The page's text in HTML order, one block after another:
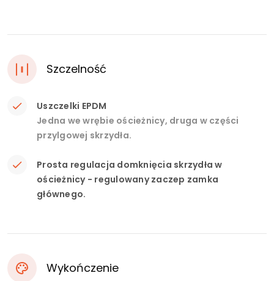
Szczelność
Uszczelki EPDM
Jedna we wrębie ościeżnicy, druga w części
przylgowej skrzydła.
Prosta regulacja domknięcia skrzydła w
ościeżnicy - regulowany zaczep zamka
głównego.
Wykończenie